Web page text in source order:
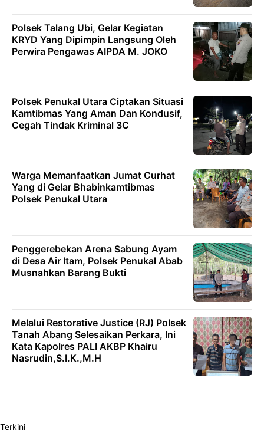
Polsek Talang Ubi, Gelar Kegiatan
KRYD Yang Dipimpin Langsung Oleh
Perwira Pengawas AIPDA M. JOKO
Polsek Penukal Utara Ciptakan Situasi
Kamtibmas Yang Aman Dan Kondusif,
Cegah Tindak Kriminal 3C
Warga Memanfaatkan Jumat Curhat
Yang di Gelar Bhabinkamtibmas
Polsek Penukal Utara
Penggerebekan Arena Sabung Ayam
di Desa Air Itam, Polsek Penukal Abab
Musnahkan Barang Bukti
Melalui Restorative Justice (RJ) Polsek
Tanah Abang Selesaikan Perkara, Ini
Kata Kapolres PALI AKBP Khairu
Nasrudin,S.I.K.,M.H
Terkini